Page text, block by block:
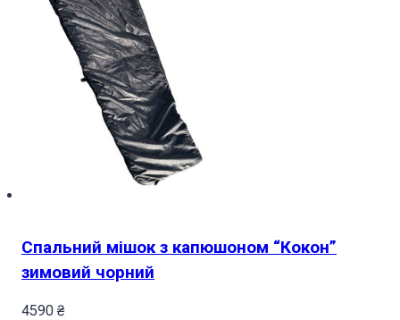
Спальний мішок з капюшоном “Кокон”
зимовий чорний
4590 ₴